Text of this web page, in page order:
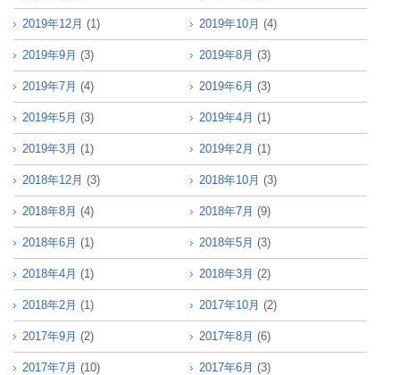
2019年12月 (1) 2019年10月 (4)
2019年9月 (3) 2019年8月 (3)
2019年7月 (4) 2019年6月 (3)
2019年5月 (3) 2019年4月 (1)
2019年3月 (1) 2019年2月 (1)
2018年12月 (3) 2018年10月 (3)
2018年8月 (4) 2018年7月 (9)
2018年6月 (1) 2018年5月 (3)
2018年4月 (1) 2018年3月 (2)
2018年2月 (1) 2017年10月 (2)
2017年9月 (2) 2017年8月 (6)
2017年7月 (10) 2017年6月 (3)